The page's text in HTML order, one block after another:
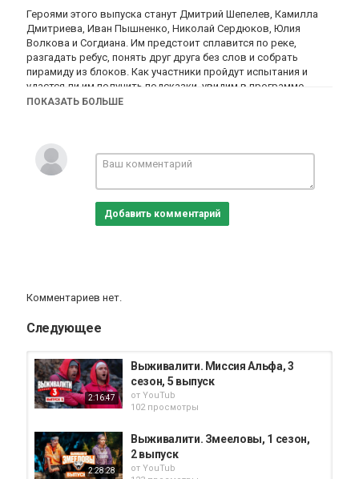
Героями этого выпуска станут Дмитрий Шепелев, Камилла
Дмитриева, Иван Пышненко, Николай Сердюков, Юлия
Волкова и Согдиана. Им предстоит сплавится по реке,
разгадать ребус, понять друг друга без слов и собрать
пирамиду из блоков. Как участники пройдут испытания и
удастся ли им получить подсказки, увидим в программе
«Выживалити. Змееловы».
Реалити шоу
ПОКАЗАТЬ БОЛЬШЕ
Добавить комментарий
Комментариев нет.
Следующее
2:16:47
Выживалити. Миссия Альфа, 3
сезон, 5 выпуск
от YouTub
102 просмотры
2:28:28
Выживалити. Змееловы, 1 сезон,
2 выпуск
от YouTub